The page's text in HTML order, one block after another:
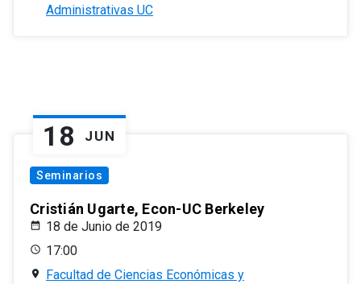
Administrativas UC
18 JUN
Seminarios
Cristián Ugarte, Econ-UC Berkeley
18 de Junio de 2019
17:00
Facultad de Ciencias Económicas y